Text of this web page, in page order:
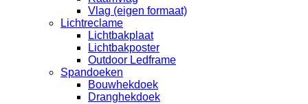
Vlag (eigen formaat)
Lichtreclame
Lichtbakplaat
Lichtbakposter
Outdoor Ledframe
Spandoeken
Bouwhekdoek
Dranghekdoek